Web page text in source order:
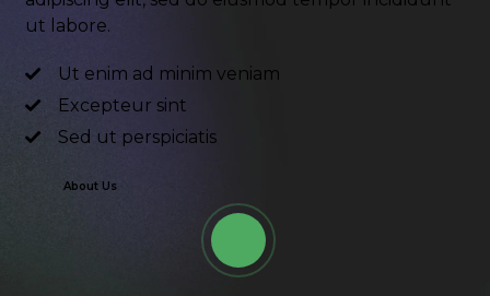
ut labore.
Ut enim ad minim veniam
Excepteur sint
Sed ut perspiciatis
About Us